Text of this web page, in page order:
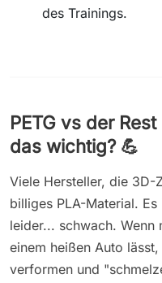
des Trainings.
PETG vs der
das wichtig? 💪
Viele Hersteller, die 3D-
billiges PLA-Material.
leider... schwach. Wenn
einem heißen Auto
verformen und